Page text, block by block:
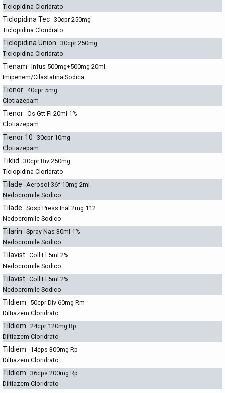
Ticlopidina Cloridrato
Ticlopidina Tec 30cpr 250mg
Ticlopidina Cloridrato
Ticlopidina Union 30cpr 250mg
Ticlopidina Cloridrato
Tienam Infus 500mg+500mg 20ml
Imipenem/Cilastatina Sodica
Tienor 40cpr 5mg
Clotiazepam
Tienor Os Gtt Fl 20ml 1%
Clotiazepam
Tienor 10 30cpr 10mg
Clotiazepam
Tiklid
30cpr Riv 250mg
Ticlopidina Cloridrato
Tilade Aerosol 36f 10mg 2ml
Nedocromile Sodico
Tilade Sosp Press Inal 2mg 112
Nedocromile Sodico
Tilarin Spray Nas 30ml 1%
Nedocromile Sodico
Tilavist Coll Fl 5ml 2%
Nedocromile Sodico
Tilavist Coll Fl 5ml 2%
Nedocromile Sodico
Tildiem
50cpr Div 60mg Rm
Diltiazem Cloridrato
Tildiem 24cpr 120mg Rp
Diltiazem Cloridrato
Tildiem
14cps 300mg Rp
Diltiazem Cloridrato
Tildiem 36cps 200mg Rp
Diltiazem Cloridrato